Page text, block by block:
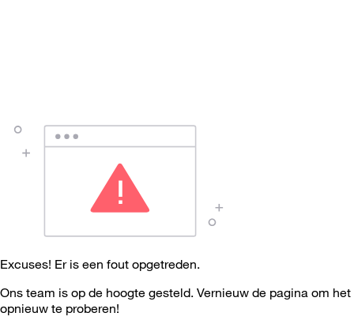
Excuses! Er is een fout opgetreden.
Ons team is op de hoogte gesteld. Vernieuw de pagina om het
opnieuw te proberen!